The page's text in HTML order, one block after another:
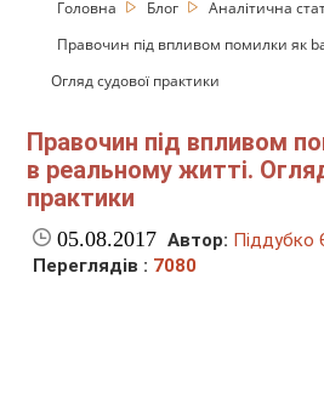
Головна Блог Аналітична
Правочин під впливом помилки як
Огляд судової практики
Правочин під впливом
в реальному житті.
практики
05.08.2017 Автор: Піддубко
Переглядів : 7080